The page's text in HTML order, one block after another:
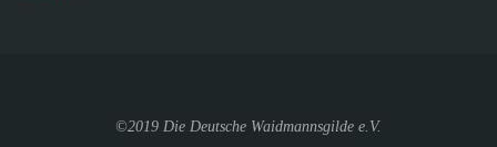
©2019 Die Deutsche Waidmannsgilde e.V.